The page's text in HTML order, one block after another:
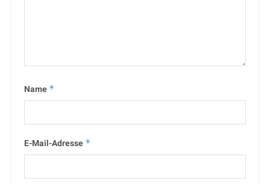
Name *
E-Mail-Adresse *